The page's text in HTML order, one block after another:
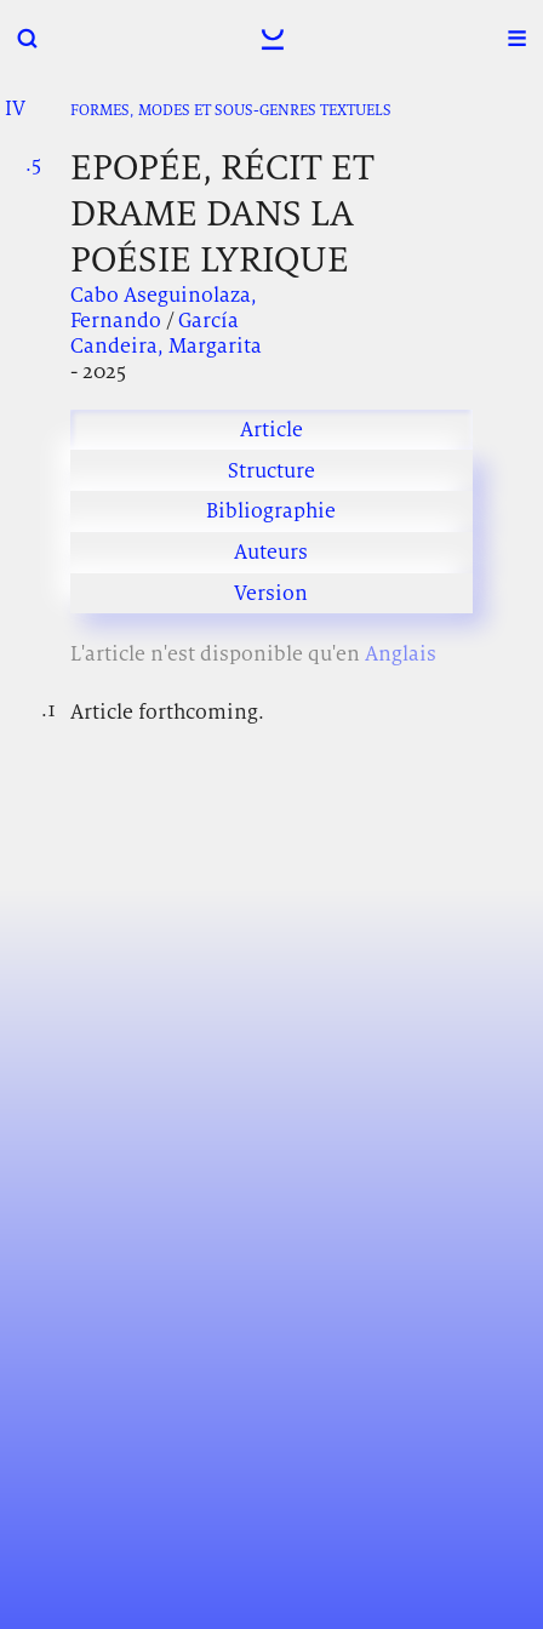
IV. FORMES, MODES ET SOUS-GENRES TEXTUELS
.5
EPOPÉE, RÉCIT ET
DRAME DANS LA
POÉSIE LYRIQUE
Cabo Aseguinolaza,
Fernando /García
Candeira, Margarita
- 2025
Article
Structure
Bibliographie
Auteurs
Version
L'article n'est disponible qu'en Anglais
.1 Article forthcoming.